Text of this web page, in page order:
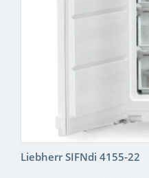
Liebherr SIFNdi 4155-22